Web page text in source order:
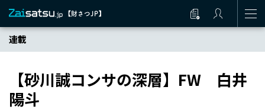
連載
【砂川誠コンサの深層】FW 白井
陽斗